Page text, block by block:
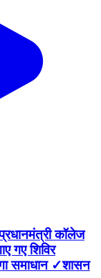
कॉलेज
गए शिविर
समाधान ✓शासन